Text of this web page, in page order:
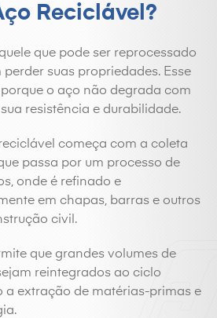
Reciclável?
que pode ser reprocessado
perder suas propriedades. Esse
o aço não degrada com
resistência e durabilidade.
começa com a coleta
passa por um processo de
onde é refinado e
em chapas, barras e outros
civil.
que grandes volumes de
reintegrados ao ciclo
a extração de matérias-primas e